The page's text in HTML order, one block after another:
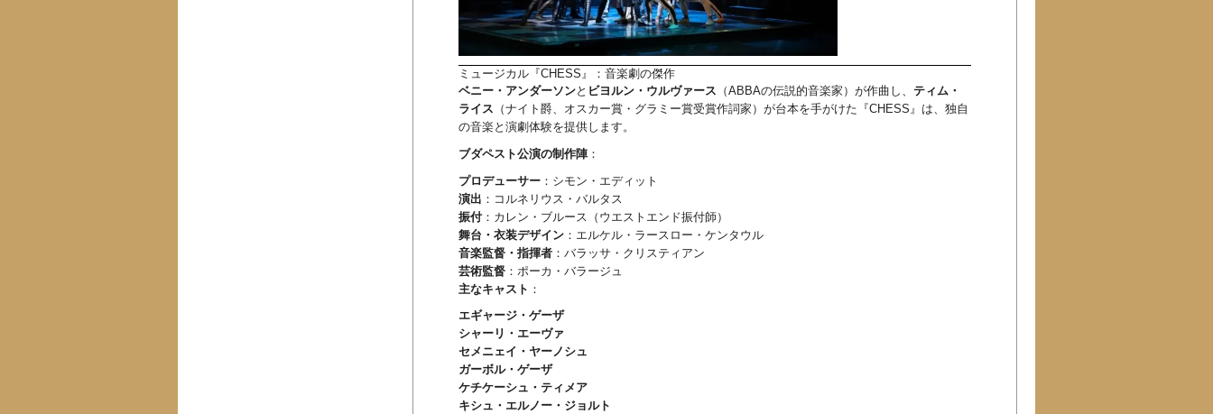
ミュージカル『CHESS』：音楽劇の傑作
ベニー・アンダーソンと ビヨルン・ウルヴァース （ABBAの伝説的音楽家）が作曲し、 ティム・
ライス （ナイト爵、オスカー賞・グラミー賞受賞作詞家）が台本を手がけた『CHESS』は、独自
の音楽と演劇体験を提供します。
ブダペスト公演の制作陣 ：
プロデューサー ：シモン・エディット
演出 ：コルネリウス・バルタス
振付：カレン・ブルース（ウエストエンド振付師）
舞台・衣装デザイン ：エルケル・ラースロー・ケンタウル
音楽監督・指揮者 ：バラッサ・クリスティアン
芸術監督 ：ポーカ・バラージュ
主なキャスト ：
エギャージ・ゲーザ
シャーリ・エーヴァ
セメニェイ・ヤーノシュ
ガーボル・ゲーザ
ケチケーシュ・ティメア
キシュ・エルノー・ジョルト